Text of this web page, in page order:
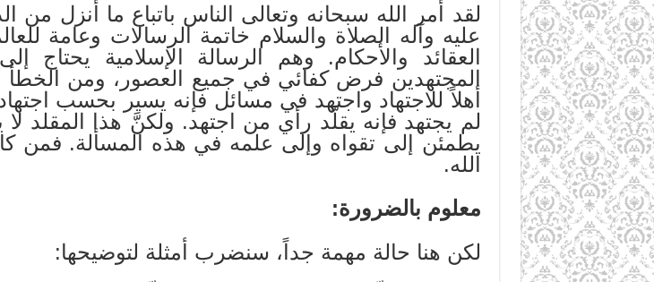
لقد أمر الله سبحانه وتعالى الناس باتباع ما أنزل من
عليه وآله الصلاة والسلام خاتمة الرسالات وعامة
العقائد والأحكام. وهم الرسالة الإسلامية يحتاج
المجتهدين فرض كفائي في جميع العصور، ومن الخطأ
أهلاً للاجتهاد واجتهد في مسائل فإنه يسير بحسب
لم يجتهد فإنه يقلّد رأي من اجتهد. ولكنَّ هذا المقلد
يطمئن إلى تقواه وإلى علمه في هذه المسألة. فمن
الله.
معلوم بالضرورة:
لكن هنا حالة مهمة جداً، سنضرب أمثلة لتوضيحها: